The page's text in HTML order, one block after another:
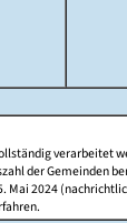
verarbeitet
der Gemeinden
Mai 2024